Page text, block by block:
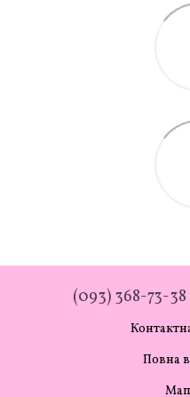
(093) 368-73-38
Повна